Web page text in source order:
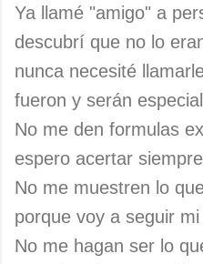
Ya llamé "amigo" a
descubrí que no lo
nunca necesité
fueron y serán
No me den formulas
espero acertar
No me muestren lo
porque voy a seguir
No me hagan ser lo